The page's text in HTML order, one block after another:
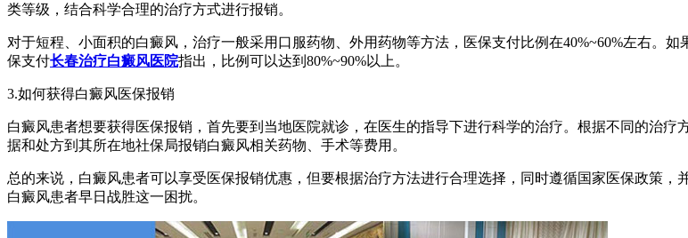
类等级，结合科学合理的治疗方式进行报销。
对于短程、小面积的白癜风，治疗一般采用口服药物、外用药物等方法，医保支付比例在40%~60%左右。
保支付长春治疗白癜风医院指出，比例可以达到80%~90%以上。
3.如何获得白癜风医保报销
白癜风患者想要获得医保报销，首先要到当地医院就诊，在医生的指导下进行科学的治疗。根据不同的治
据和处方到其所在地社保局报销白癜风相关药物、手术等费用。
总的来说，白癜风患者可以享受医保报销优惠，但要根据治疗方法进行合理选择，同时遵循国家医保政策
白癜风患者早日战胜这一困扰。